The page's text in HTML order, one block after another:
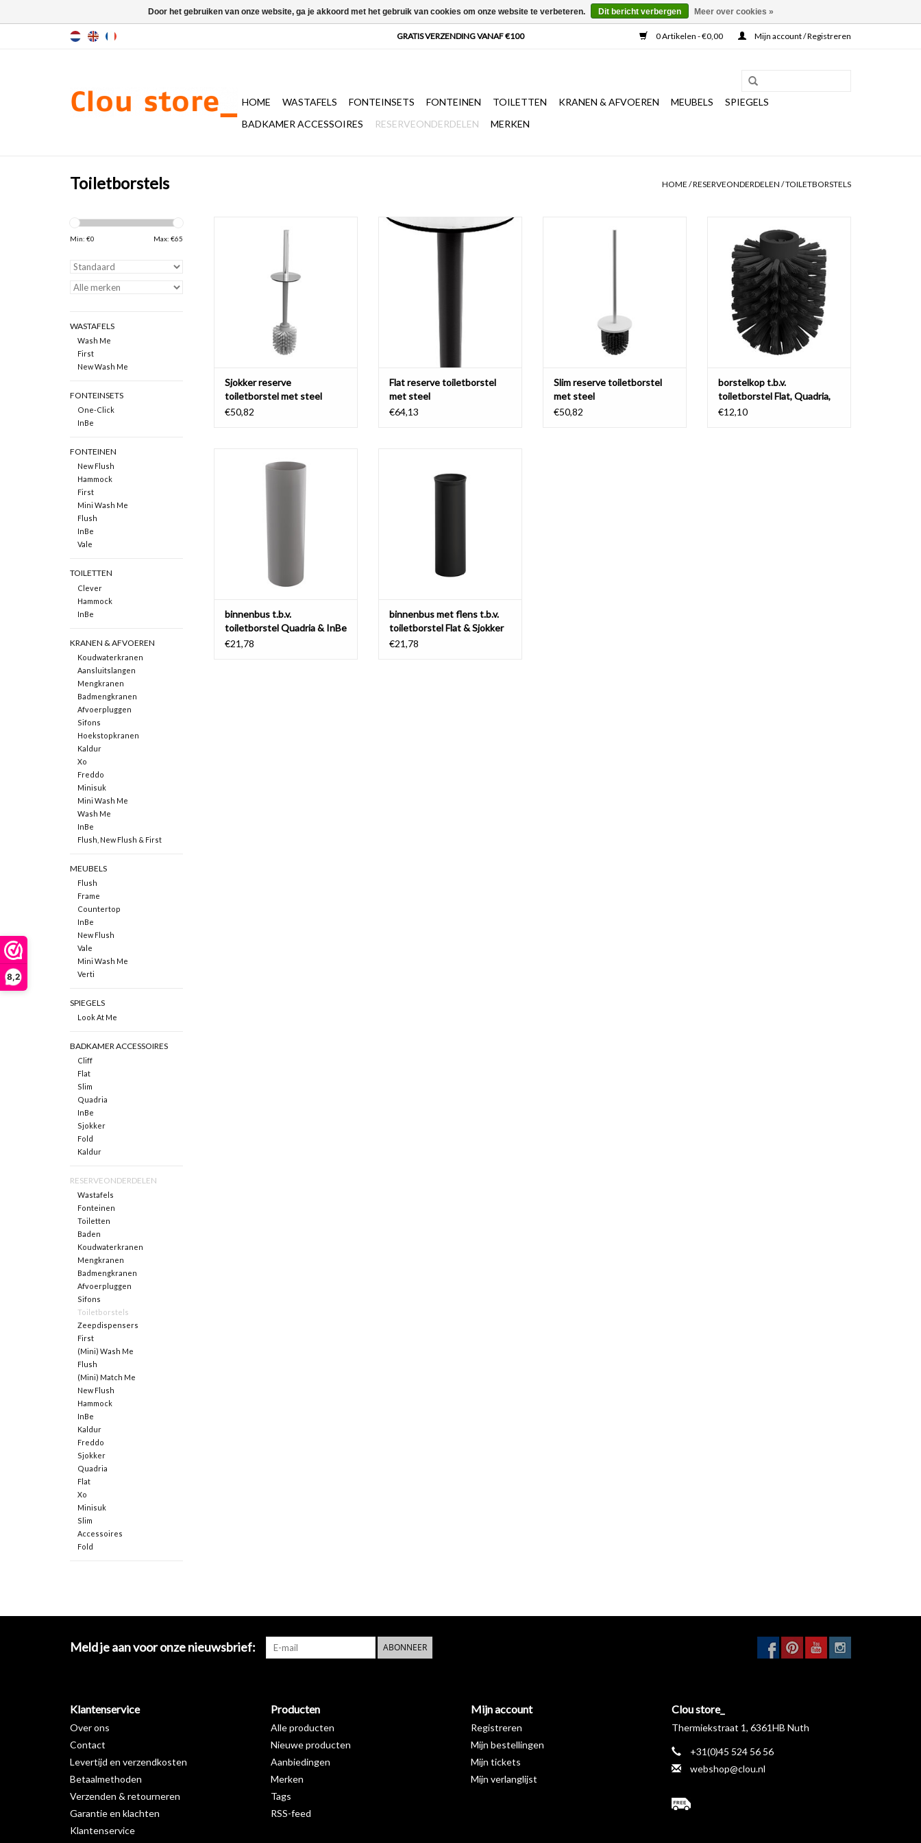
8,2
0 Artikelen - €0,00 Mijn account / Registreren
HOME WASTAFELS FONTEINSETS FONTEINEN TOILETTEN KRANEN & AFVOEREN MEUBELS
SPIEGELS
BADKAMER ACCESSOIRES
RESERVEONDERDELEN MERKEN
Toiletborstels HOME /RESERVEONDERDELEN /TOILETBORSTELS
Min: €0 Max: €65
WASTAFELS
Wash Me
First
New Wash Me
FONTEINSETS
One-Click
InBe
FONTEINEN
New Flush
Hammock
First
Mini Wash Me
Flush
InBe
Vale
TOILETTEN
Clever
Hammock
InBe
KRANEN & AFVOEREN
Koudwaterkranen
Aansluitslangen
Mengkranen
Badmengkranen
Afvoerpluggen
Sifons
Hoekstopkranen
Kaldur
Xo
Freddo
Minisuk
Mini Wash Me
Wash Me
InBe
Flush, New Flush & First
MEUBELS
Flush
Frame
Countertop
InBe
New Flush
Vale
Mini Wash Me
Verti
SPIEGELS
Look At Me
BADKAMER ACCESSOIRES
Cliff
Flat
Slim
Quadria
InBe
Sjokker
Fold
Kaldur
RESERVEONDERDELEN
Wastafels
Fonteinen
Toiletten
Baden
Koudwaterkranen
Mengkranen
Badmengkranen
Afvoerpluggen
Sifons
Toiletborstels
Zeepdispensers
First
(Mini) Wash Me
Flush
(Mini) Match Me
New Flush
Hammock
InBe
Kaldur
Freddo
Sjokker
Quadria
Flat
Xo
Minisuk
Slim
Accessoires
Fold
Sjokker reserve
toiletborstel met steel
€50,82
reserve toiletborstel met steel,
chroom of mat zwart
Flat reserve toiletborstel
met steel
€64,13
Slim reserve toiletborstel
met steel
€50,82
Quadria, Sjokker & InBe
TOEVOEGEN AAN WINKELWAGEN
borstelkop t.b.v.
toiletborstel Flat, Quadria,
Sjokker & InBe
€12,10
Quadria & InBe
binnenbus t.b.v.
toiletborstel Quadria & InBe
€21,78
binnenbus met flens t.b.v.
toiletborstel Flat & Sjokker
€21,78
Meld je aan voor onze nieuwsbrief: ABONNEER
Klantenservice
Over ons
Contact
Levertijd en verzendkosten
Betaalmethoden
Verzenden & retourneren
Garantie en klachten
Klantenservice
Producten
Alle producten
Nieuwe producten
Aanbiedingen
Merken
Tags
RSS-feed
Mijn account
Registreren
Mijn bestellingen
Mijn tickets
Mijn verlanglijst
Clou store_
Thermiekstraat 1, 6361HB Nuth
+31(0)45 524 56 56
webshop@clou.nl
Door het gebruiken van onze website, ga je akkoord met het gebruik van cookies om onze website te verbeteren. Dit bericht verbergen Meer over cookies »